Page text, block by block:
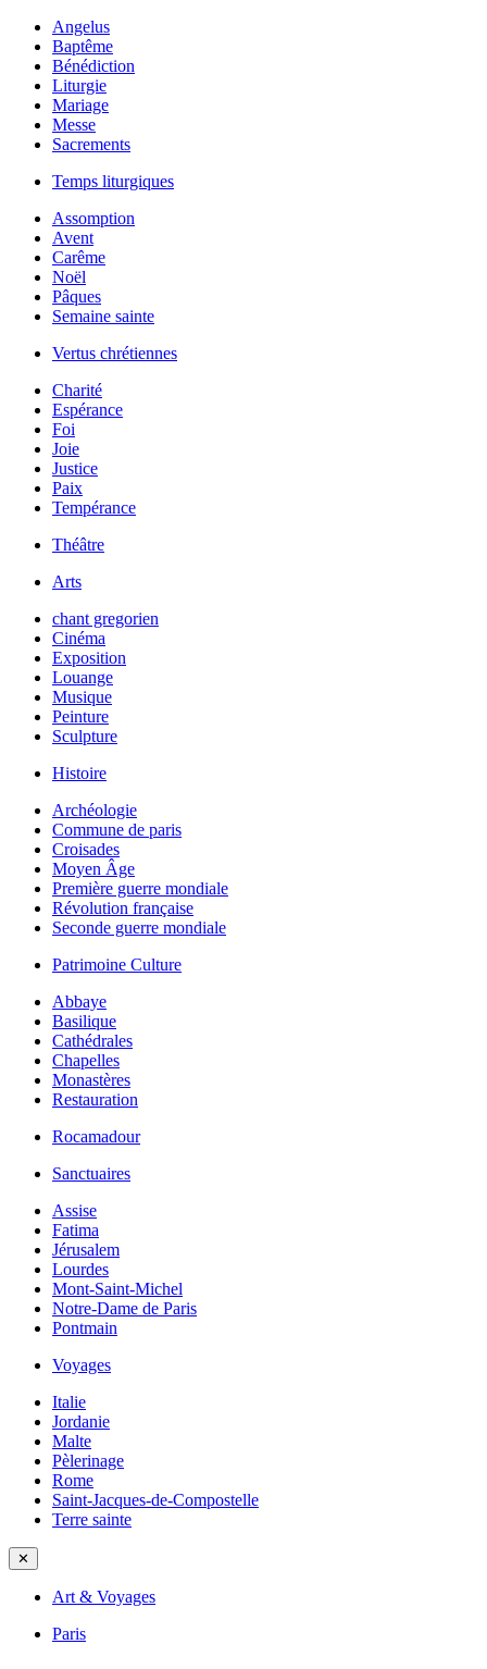
Angelus
Baptême
Bénédiction
Liturgie
Mariage
Messe
Sacrements
Temps liturgiques
Assomption
Avent
Carême
Noël
Pâques
Semaine sainte
Vertus chrétiennes
Charité
Espérance
Foi
Joie
Justice
Paix
Tempérance
Théâtre
Arts
chant gregorien
Cinéma
Exposition
Louange
Musique
Peinture
Sculpture
Histoire
Archéologie
Commune de paris
Croisades
Moyen Âge
Première guerre mondiale
Révolution française
Seconde guerre mondiale
Patrimoine Culture
Abbaye
Basilique
Cathédrales
Chapelles
Monastères
Restauration
Rocamadour
Sanctuaires
Assise
Fatima
Jérusalem
Lourdes
Mont-Saint-Michel
Notre-Dame de Paris
Pontmain
Voyages
Italie
Jordanie
Malte
Pèlerinage
Rome
Saint-Jacques-de-Compostelle
Terre sainte
✕
Art & Voyages
Paris